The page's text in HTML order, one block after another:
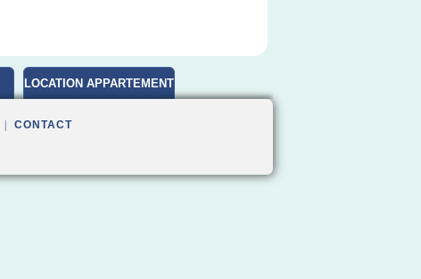
LOCATION APPARTEMENT
CONTACT